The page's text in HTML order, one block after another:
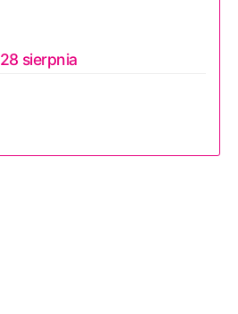
28 sierpnia